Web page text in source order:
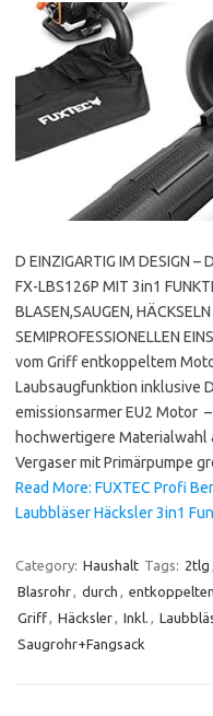
D EINZIGARTIG IM DESIGN –
FX-LBS126P MIT 3in1
BLASEN,SAUGEN,
SEMIPROFESSIONELLEN
vom Griff entkoppeltem
Laubsaugfunktion inklusive
emissionsarmer EU2 Motor
hochwertigere Materialwahl
Vergaser mit Primärpumpe
Read More: FUXTEC Profi
Laubbläser Häcksler 3in1
Category: Haushalt Tags: 2tlg ,
Blasrohr, durch ,
Griff, Häcksler, Inkl. ,
Saugrohr+Fangsack